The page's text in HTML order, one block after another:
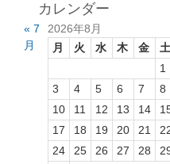
カレンダー
2026年8月
月
火 水 木 金 土
1
3
4 5 6 7 8
10
11 12 13 14
17
18 19 20 21
24
25 26 27 28
« 7
月